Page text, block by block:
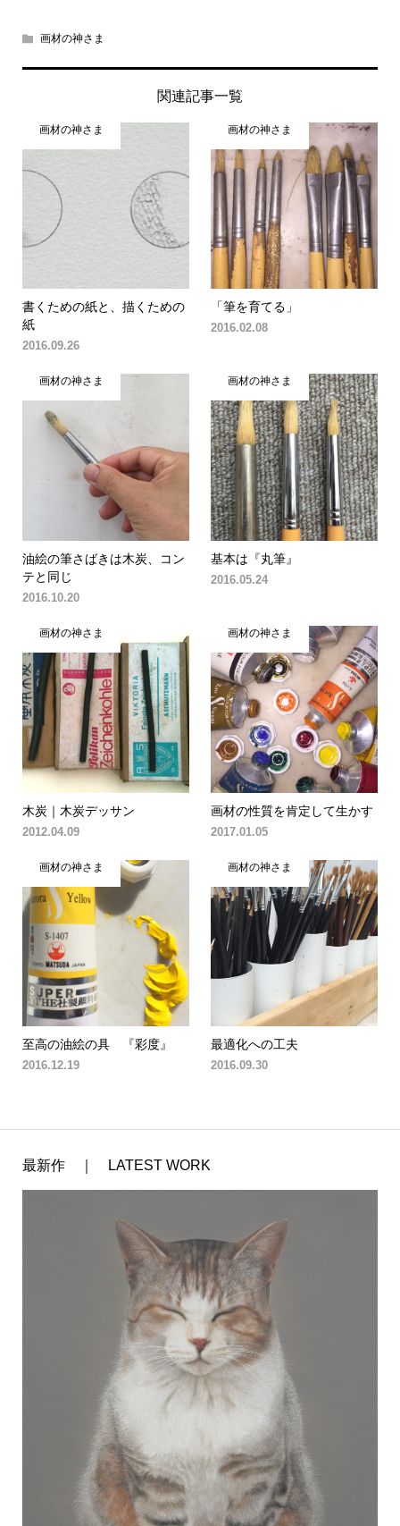
画材の神さま
関連記事一覧
画材の神さま
書くための紙と、描くための
紙
2016.09.26
画材の神さま
「筆を育てる」
2016.02.08
画材の神さま
油絵の筆さばきは木炭、コン
テと同じ
2016.10.20
画材の神さま
基本は『丸筆』
2016.05.24
画材の神さま
木炭｜木炭デッサン
2012.04.09
画材の神さま
画材の性質を肯定して生かす
2017.01.05
画材の神さま
至高の油絵の具 『彩度』
2016.12.19
画材の神さま
最適化への工夫
2016.09.30
最新作 ｜ LATEST WORK